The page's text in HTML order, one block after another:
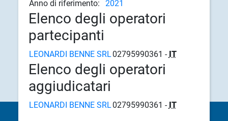
Anno di riferimento:
2021
Elenco degli operatori
partecipanti
LEONARDI BENNE SRL02795990361 - IT
Elenco degli operatori
aggiudicatari
LEONARDI BENNE SRL02795990361 - IT